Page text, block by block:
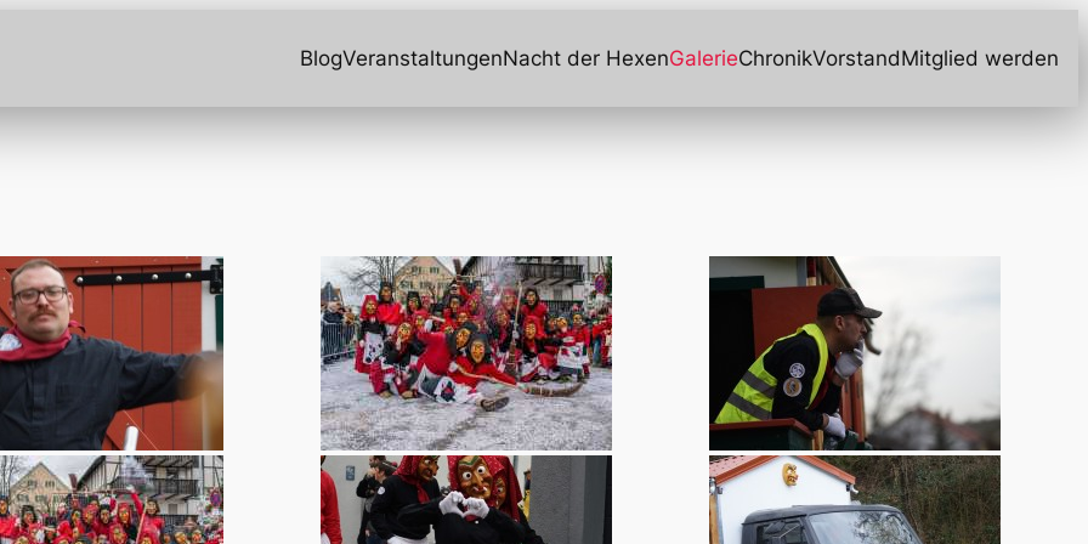
BlogVeranstaltungenNacht der HexenGalerieChronikVorstandMitglied werden